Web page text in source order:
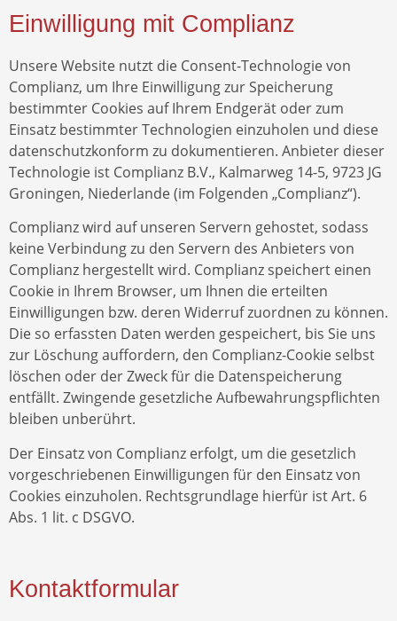
Einwilligung mit Complianz
Unsere Website nutzt die Consent-Technologie von
Complianz, um Ihre Einwilligung zur Speicherung
bestimmter Cookies auf Ihrem Endgerät oder zum
Einsatz bestimmter Technologien einzuholen und diese
datenschutzkonform zu dokumentieren. Anbieter dieser
Technologie ist Complianz B.V., Kalmarweg 14-5, 9723 JG
Groningen, Niederlande (im Folgenden „Complianz“).
Complianz wird auf unseren Servern gehostet, sodass
keine Verbindung zu den Servern des Anbieters von
Complianz hergestellt wird. Complianz speichert einen
Cookie in Ihrem Browser, um Ihnen die erteilten
Einwilligungen bzw. deren Widerruf zuordnen zu können.
Die so erfassten Daten werden gespeichert, bis Sie uns
zur Löschung auffordern, den Complianz-Cookie selbst
löschen oder der Zweck für die Datenspeicherung
entfällt. Zwingende gesetzliche Aufbewahrungspflichten
bleiben unberührt.
Der Einsatz von Complianz erfolgt, um die gesetzlich
vorgeschriebenen Einwilligungen für den Einsatz von
Cookies einzuholen. Rechtsgrundlage hierfür ist Art. 6
Abs. 1 lit. c DSGVO.
Kontaktformular